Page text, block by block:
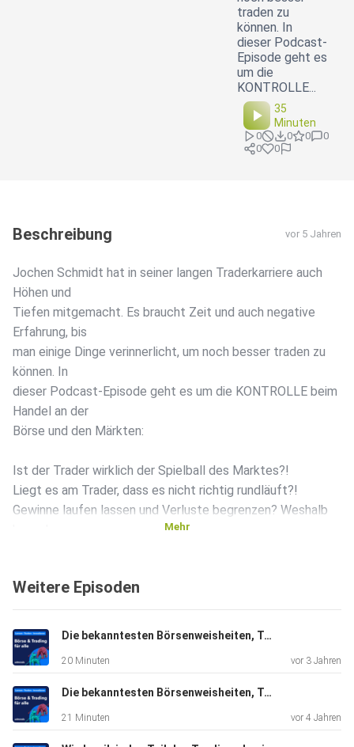
traden zu
können. In
dieser Podcast-
Episode geht es
um die
KONTROLLE...
35
Minuten
0 0 0
0
0
0
Beschreibung vor 5 Jahren
Jochen Schmidt hat in seiner langen Traderkarriere auch
Höhen und
Tiefen mitgemacht. Es braucht Zeit und auch negative
Erfahrung, bis
man einige Dinge verinnerlicht, um noch besser traden zu
können. In
dieser Podcast-Episode geht es um die KONTROLLE beim
Handel an der
Börse und den Märkten:
Ist der Trader wirklich der Spielball des Marktes?!
Liegt es am Trader, dass es nicht richtig rundläuft?!
Gewinne laufen lassen und Verluste begrenzen? Weshalb
ich reingehe
Richtung wenn
ich ausgestoppt wurde?
Der YouTube Kanal von Admiral Markets:
Mehr
Weitere Episoden
Die bekanntesten Börsenweisheiten, Teil 2 mit Jens Klatt
20 Minuten vor 3 Jahren
Die bekanntesten Börsenweisheiten, Teil 1 mit Jens Klatt
21 Minuten vor 4 Jahren